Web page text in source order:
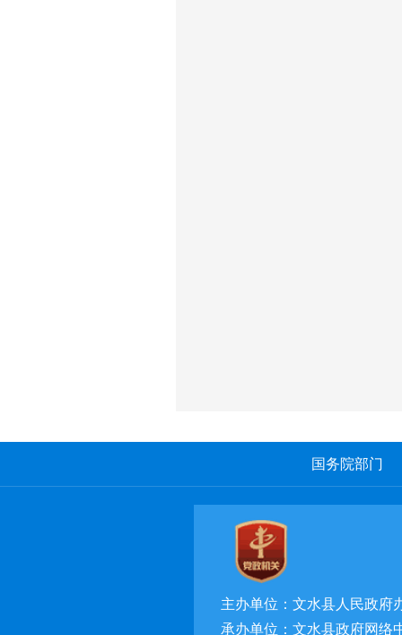
国务院部门
主办单位：文水县人民政府
承办单位：文水县政府网络